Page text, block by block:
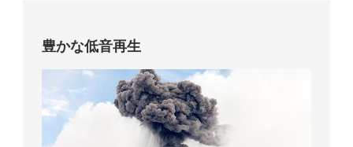
豊かな低音再生